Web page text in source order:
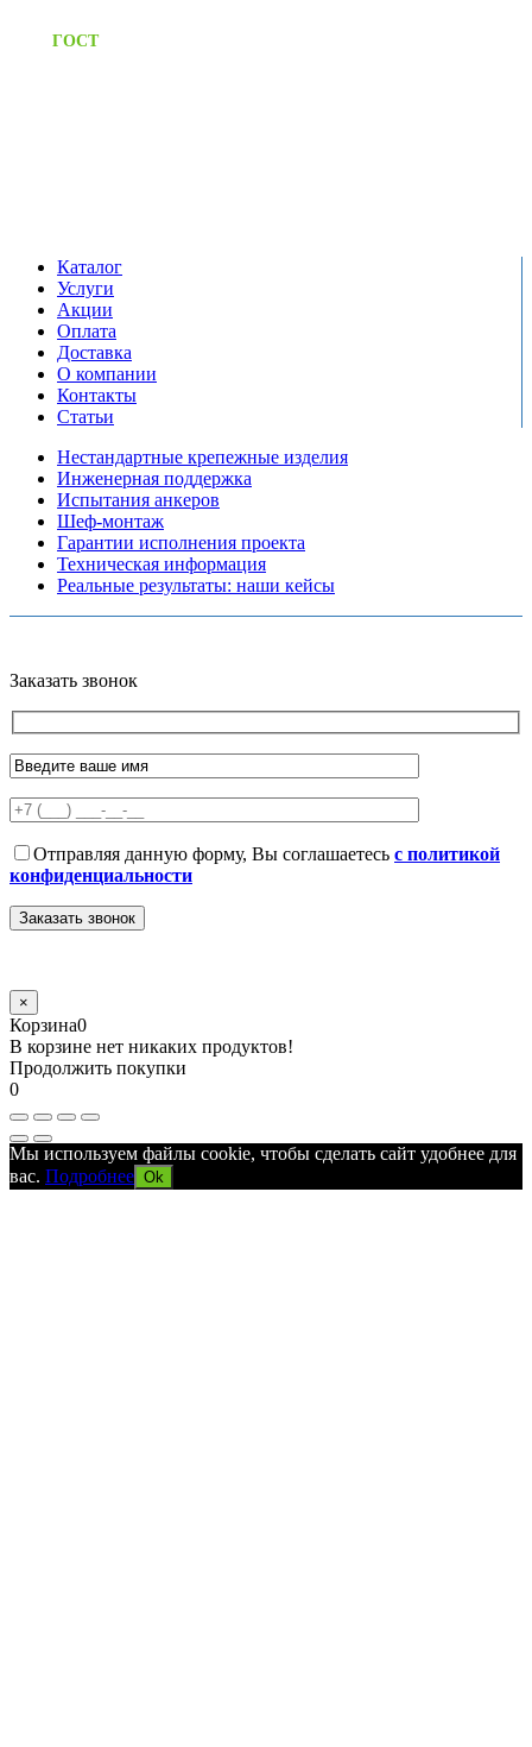
ГОСТПредоставляем паспорт
Каталог
Услуги
Акции
Оплата
Доставка
О компании
Контакты
Статьи
Нестандартные крепежные изделия
Инженерная поддержка
Испытания анкеров
Шеф-монтаж
Гарантии исполнения проекта
Техническая информация
Реальные результаты: наши кейсы
Заказать звонок
Отправляя данную форму, Вы соглашаетесь с политикой
конфиденциальности
×
Корзина0
В корзине нет никаких продуктов!
Продолжить покупки
0
Мы используем файлы cookie, чтобы сделать сайт удобнее для
вас. Подробнее Ok